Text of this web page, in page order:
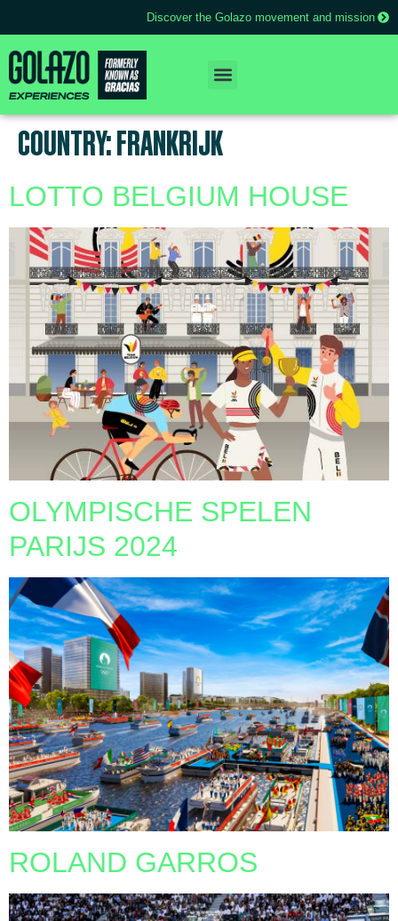
Discover the Golazo movement and mission
COUNTRY:FRANKRIJK
LOTTO BELGIUM HOUSE
OLYMPISCHE SPELEN
PARIJS 2024
ROLAND GARROS